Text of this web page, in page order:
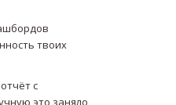
твоих
с